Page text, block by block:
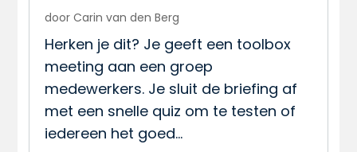
door Carin van den Berg
Herken je dit? Je geeft een toolbox
meeting aan een groep
medewerkers. Je sluit de briefing af
met een snelle quiz om te testen of
iedereen het goed…